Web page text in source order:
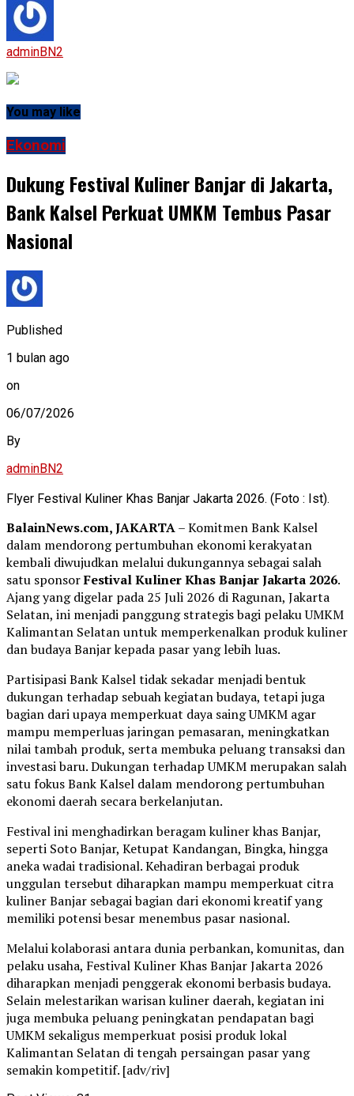
adminBN2
You may like
Ekonomi
Dukung Festival Kuliner Banjar di Jakarta,
Bank Kalsel Perkuat UMKM Tembus Pasar
Nasional
Published
1 bulan ago
on
06/07/2026
By
adminBN2
Flyer Festival Kuliner Khas Banjar Jakarta 2026. (Foto : Ist).
BalainNews.com, JAKARTA– Komitmen Bank Kalsel
dalam mendorong pertumbuhan ekonomi kerakyatan
kembali diwujudkan melalui dukungannya sebagai salah
satu sponsorFestival Kuliner Khas Banjar Jakarta 2026.
Ajang yang digelar pada 25 Juli 2026 di Ragunan, Jakarta
Selatan, ini menjadi panggung strategis bagi pelaku UMKM
Kalimantan Selatan untuk memperkenalkan produk kuliner
dan budaya Banjar kepada pasar yang lebih luas.
Partisipasi Bank Kalsel tidak sekadar menjadi bentuk
dukungan terhadap sebuah kegiatan budaya, tetapi juga
bagian dari upaya memperkuat daya saing UMKM agar
mampu memperluas jaringan pemasaran, meningkatkan
nilai tambah produk, serta membuka peluang transaksi dan
investasi baru. Dukungan terhadap UMKM merupakan salah
satu fokus Bank Kalsel dalam mendorong pertumbuhan
ekonomi daerah secara berkelanjutan.
Festival ini menghadirkan beragam kuliner khas Banjar,
seperti Soto Banjar, Ketupat Kandangan, Bingka, hingga
aneka wadai tradisional. Kehadiran berbagai produk
unggulan tersebut diharapkan mampu memperkuat citra
kuliner Banjar sebagai bagian dari ekonomi kreatif yang
memiliki potensi besar menembus pasar nasional.
Melalui kolaborasi antara dunia perbankan, komunitas, dan
pelaku usaha, Festival Kuliner Khas Banjar Jakarta 2026
diharapkan menjadi penggerak ekonomi berbasis budaya.
Selain melestarikan warisan kuliner daerah, kegiatan ini
juga membuka peluang peningkatan pendapatan bagi
UMKM sekaligus memperkuat posisi produk lokal
Kalimantan Selatan di tengah persaingan pasar yang
semakin kompetitif. [adv/riv]